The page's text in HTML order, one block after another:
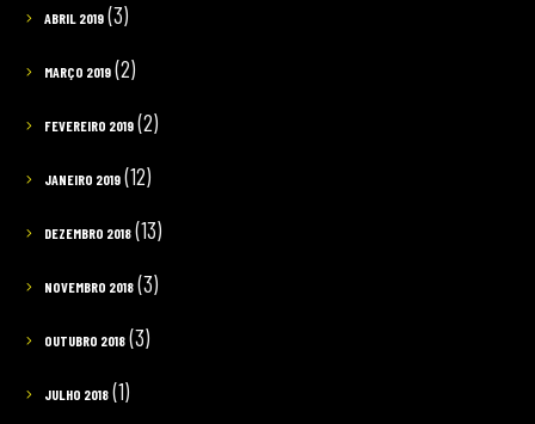
ABRIL 2019(3)
MARÇO 2019(2)
FEVEREIRO 2019(2)
JANEIRO 2019(12)
DEZEMBRO 2018(13)
NOVEMBRO 2018(3)
OUTUBRO 2018(3)
JULHO 2018(1)